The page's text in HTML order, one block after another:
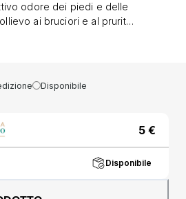
odore dei piedi e delle
ai bruciori e al prurito
calzatura, anche piú volte al
dei componenti:
bombola
Disponibile
5 €
Disponibile